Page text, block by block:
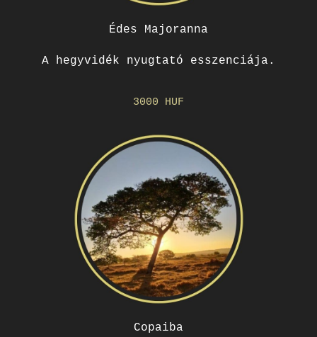
Édes Majoranna
A hegyvidék nyugtató esszenciája.
3000 HUF
Copaiba